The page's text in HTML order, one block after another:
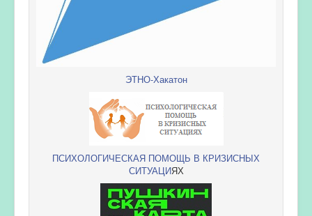
ЭТНО-Хакатон
ПСИХОЛОГИЧЕСКАЯ ПОМОЩЬ В КРИЗИСНЫХ
СИТУАЦИЯХ